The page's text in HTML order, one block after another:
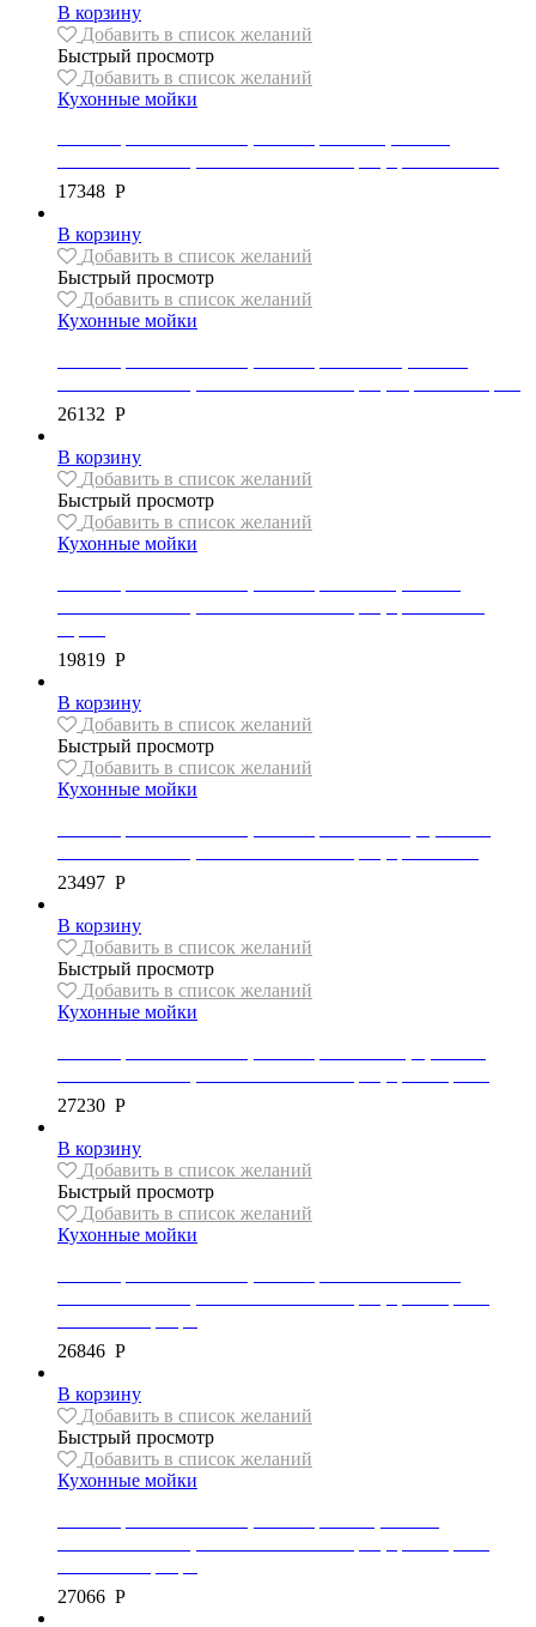
В корзину
Добавить в список желаний
Быстрый просмотр
Добавить в список желаний
Кухонные мойки
17348 Р
В корзину
Добавить в список желаний
Быстрый просмотр
Добавить в список желаний
Кухонные мойки
26132 Р
В корзину
Добавить в список желаний
Быстрый просмотр
Добавить в список желаний
Кухонные мойки
19819 Р
В корзину
Добавить в список желаний
Быстрый просмотр
Добавить в список желаний
Кухонные мойки
23497 Р
В корзину
Добавить в список желаний
Быстрый просмотр
Добавить в список желаний
Кухонные мойки
27230 Р
В корзину
Добавить в список желаний
Быстрый просмотр
Добавить в список желаний
Кухонные мойки
26846 Р
В корзину
Добавить в список желаний
Быстрый просмотр
Добавить в список желаний
Кухонные мойки
27066 Р